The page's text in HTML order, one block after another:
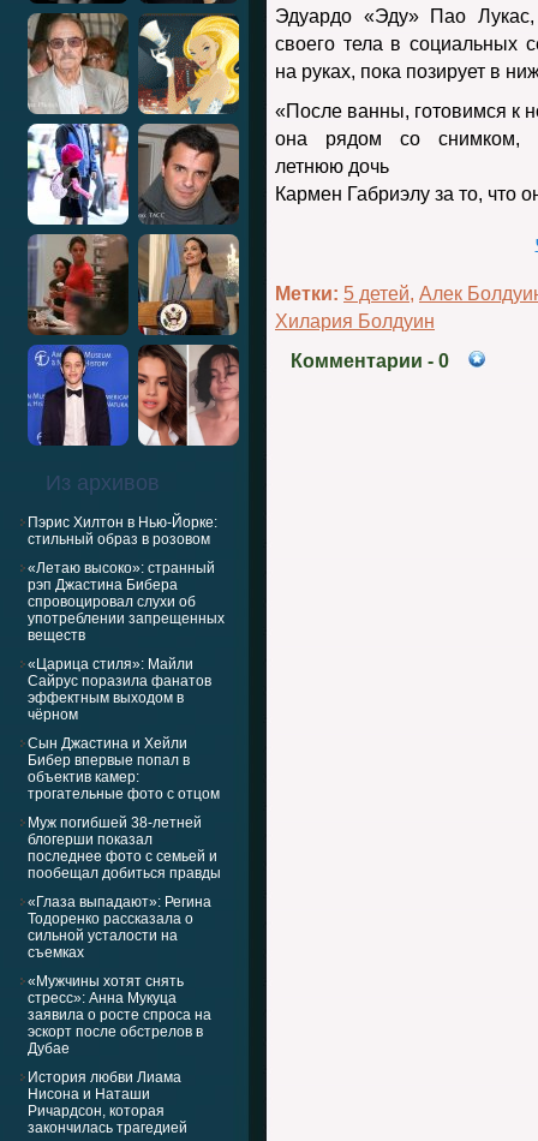
Из архивов
Пэрис Хилтон в Нью-Йорке:
стильный образ в розовом
«Летаю высоко»: странный
рэп Джастина Бибера
спровоцировал слухи об
употреблении запрещенных
веществ
«Царица стиля»: Майли
Сайрус поразила фанатов
эффектным выходом в
чёрном
Сын Джастина и Хейли
Бибер впервые попал в
объектив камер:
трогательные фото с отцом
Муж погибшей 38-летней
блогерши показал
последнее фото с семьей и
пообещал добиться правды
«Глаза выпадают»: Регина
Тодоренко рассказала о
сильной усталости на
съемках
«Мужчины хотят снять
стресс»: Анна Мукуца
заявила о росте спроса на
эскорт после обстрелов в
Дубае
История любви Лиама
Нисона и Наташи
Ричардсон, которая
закончилась трагедией
Эдуардо «Эду» Пао
своего тела в социальных
на руках, пока позирует в
«После ванны, готовимся к
она рядом со снимком,
летнюю дочь
Кармен Габриэлу за то, что
Метки: 5 детей, Алек
Хилария Болдуин
Комментарии - 0